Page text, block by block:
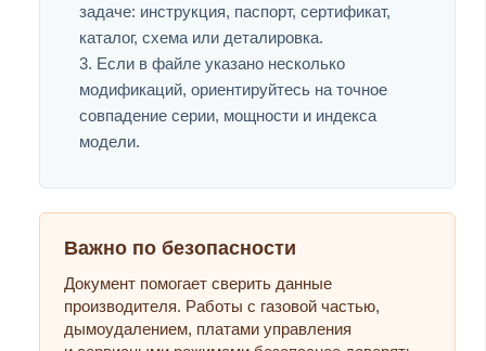
задаче: инструкция, паспорт, сертификат,
каталог, схема или деталировка.
Если в файле указано несколько
модификаций, ориентируйтесь на точное
совпадение серии, мощности и индекса
модели.
Важно по безопасности
Документ помогает сверить данные
производителя. Работы с газовой частью,
дымоудалением, платами управления